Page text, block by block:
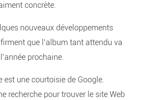
concrète.
nouveaux développements
que l’album tant attendu va
prochaine.
est une courtoisie de Google.
recherche pour trouver le site Web